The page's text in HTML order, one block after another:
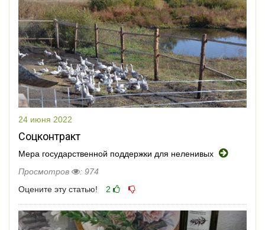
24 июня 2022
Соцконтракт
Мера государственной поддержки для неленивых
Просмотров
: 974
Оцените эту статью!
2